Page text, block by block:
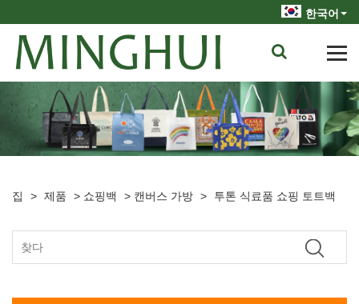
한국어
집 > 제품 > 쇼핑백 > 캔버스 가방 > 투톤 식료품 쇼핑 토트백